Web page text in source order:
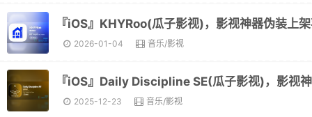
2026-01-04 音乐/影视
2025-12-23 音乐/影视